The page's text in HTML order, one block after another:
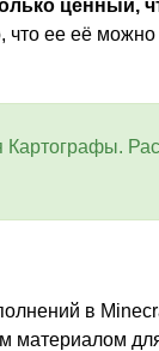
ценный,
что ее её
в
материалом